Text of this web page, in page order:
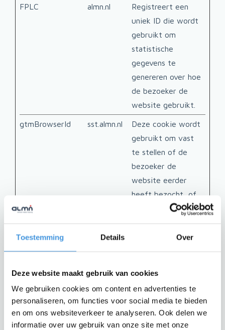
Toestemming Details Over
Deze website maakt gebruik van cookies
We gebruiken cookies om content en advertenties te
personaliseren, om functies voor social media te bieden
en om ons websiteverkeer te analyseren. Ook delen we
informatie over uw gebruik van onze site met onze
FPLC almn.nl
Registreert een
uniek ID die wordt
gebruikt om
statistische
gegevens te
genereren over hoe
de bezoeker de
website gebruikt.
gtmBrowserId sst.almn.nl
Deze cookie wordt
gebruikt om vast
te stellen of de
bezoeker de
website eerder
heeft bezocht, of
dat hij of zijn een
op de website.
vwoUnRegEvents VWO In afwachting
Marketing (28)